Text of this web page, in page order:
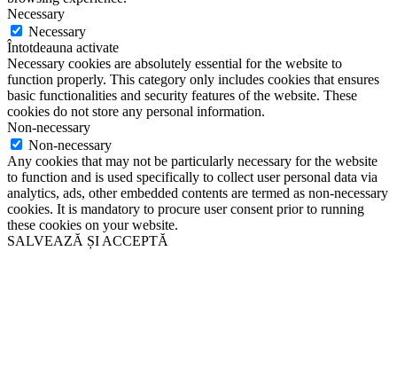
Necessary
Necessary
Întotdeauna activate
Necessary cookies are absolutely essential for the website to
function properly. This category only includes cookies that ensures
basic functionalities and security features of the website. These
cookies do not store any personal information.
Non-necessary
Non-necessary
Any cookies that may not be particularly necessary for the website
to function and is used specifically to collect user personal data via
analytics, ads, other embedded contents are termed as non-necessary
cookies. It is mandatory to procure user consent prior to running
these cookies on your website.
SALVEAZĂ ȘI ACCEPTĂ